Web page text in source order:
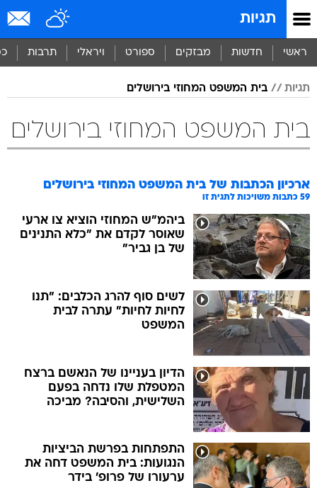
תגיות
ראשי חדשות מבזקים ספורט ויראלי תרבות
תגיות בית המשפט המחוזי בירושלים
בית המשפט המחוזי בירושלים
ארכיון הכתבות של בית המשפט המחוזי בירושלים
59 כתבות משויכות לתגית זו
ביהמ"ש המחוזי הוציא צו ארעי
שאוסר לקדם את "כלא התנינים
של בן גביר"
לשים סוף להרג הכלבים: "תנו
לחיות לחיות" עתרה לבית
המשפט
הדיון בעניינו של הנאשם ברצח
המטפלת שלו נדחה בפעם
השלישית, והסיבה? מביכה
התפתחות בפרשת הביציות
הנגועות: בית המשפט דחה את
ערעורו של פרופ' בידר